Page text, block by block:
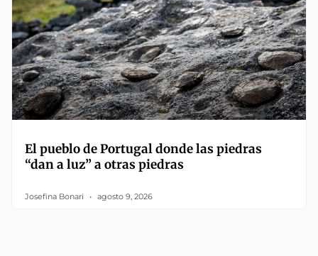
El pueblo de Portugal donde las piedras
“dan a luz” a otras piedras
Josefina Bonari agosto 9, 2026